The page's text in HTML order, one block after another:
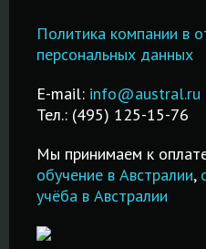
регистрации на
IELTS! Удобный
поиск города и
даты сдачи
экзамена!
ПОДРОБНЕЕ
Политика компании в
персональных данных
E-mail: info@austral.ru
Тел.: (495) 125-15-76
Мы принимаем к
обучение в Австралии,
учёба в Австралии